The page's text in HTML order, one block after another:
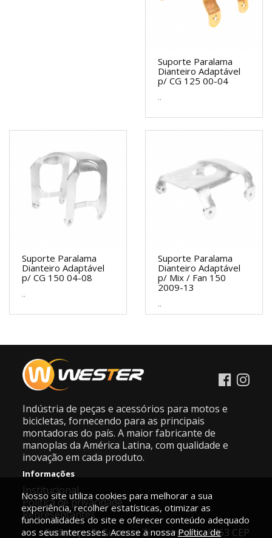
Suporte Paralama
Dianteiro Adaptável
p/ CG 125 00-04
..
Suporte Paralama
Dianteiro Adaptável
p/ CG 150 04-08
..
Suporte Paralama
Dianteiro Adaptável
p/ Mix / Fan 150
2009-13
..
Indústria de peças e acessórios para motos e
bicicletas, fornecendo para as principais
montadoras do país. A maior fabricante de
manoplas da América Latina, com qualidade e
inovação em cada produto.
Informações
Institucional
Política de privacidade
Representantes
Endereço: R. Gustavo Zimmermann, 8463 CEP
Nosso site utiliza cookies para melhorar a sua
experiência, recolher estatísticas, otimizar as
funcionalidades do site e oferecer conteúdo adequado
aos seus interesses. Acesse a nossaPolítica de